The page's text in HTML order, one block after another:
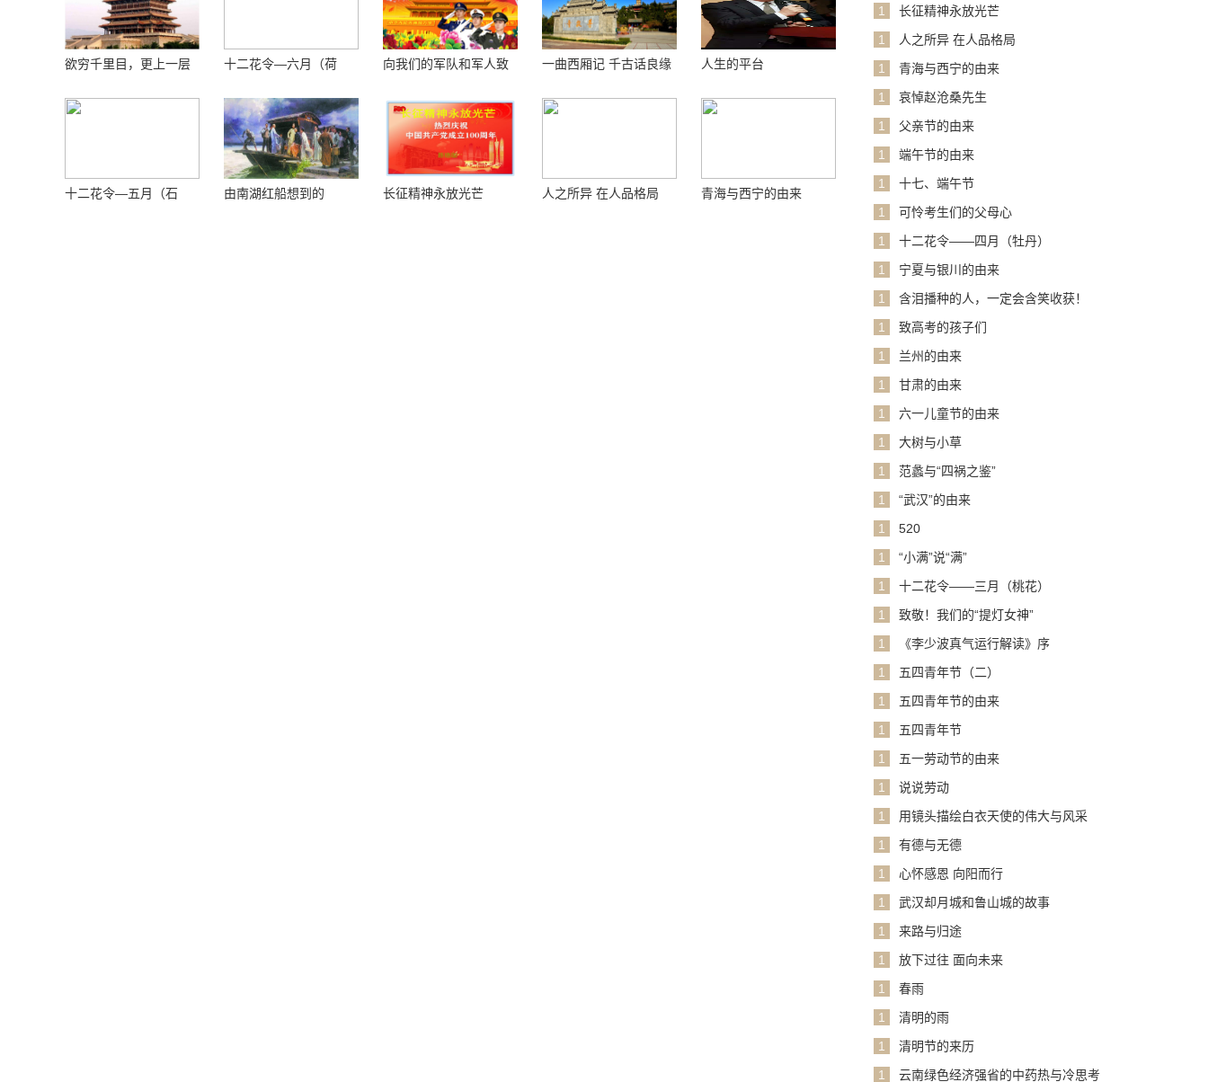
欲穷千里目，更上一层
十二花令—六月（荷
向我们的军队和军人致
一曲西厢记 千古话良缘 人生的平台
十二花令—五月（石
由南湖红船想到的 长征精神永放光芒 人之所异 在人品格局 青海与西宁的由来
1
长征精神永放光芒
1
人之所异 在人品格局
1
青海与西宁的由来
1
哀悼赵沧桑先生
1
父亲节的由来
1
端午节的由来
1
十七、端午节
1
可怜考生们的父母心
1
十二花令——四月（牡丹）
1
宁夏与银川的由来
1
含泪播种的人，一定会含笑收获！
1
致高考的孩子们
1
兰州的由来
1
甘肃的由来
1
六一儿童节的由来
1
大树与小草
1
范蠡与“四祸之鉴”
1
“武汉”的由来
1
520
1
“小满”说“满”
1
十二花令——三月（桃花）
1
致敬！我们的“提灯女神”
1
《李少波真气运行解读》序
1
五四青年节（二）
1
五四青年节的由来
1
五四青年节
1
五一劳动节的由来
1
说说劳动
1
用镜头描绘白衣天使的伟大与风采
1
有德与无德
1
心怀感恩 向阳而行
1
武汉却月城和鲁山城的故事
1
来路与归途
1
放下过往 面向未来
1
春雨
1
清明的雨
1
清明节的来历
1
云南绿色经济强省的中药热与冷思考